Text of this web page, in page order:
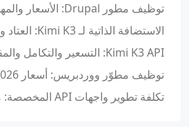
توظيف مطور Drupal: الأسعار والمهارات والتقييم
الاستضافة الذاتية لـ Kimi K3: العتاد والتكلفة والسيادة
Kimi K3 API: التسعير والتكامل والمقايضات
توظيف مطوّر ووردبريس: أسعار 2026 وما ينبغي سؤاله
تكلفة تطوير واجهات API المخصصة: ما الذي تدفع مقابله